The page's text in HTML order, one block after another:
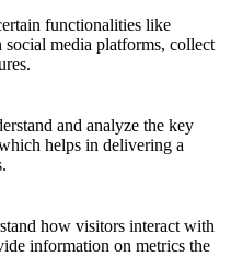
functionalities like
media platforms, collect
and analyze the key
helps in delivering a
how visitors interact with
information on metrics the